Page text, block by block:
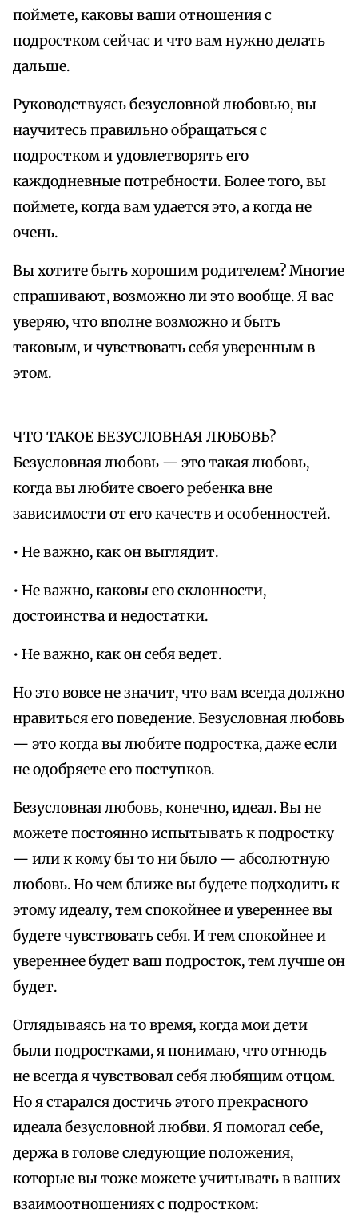
поймете, каковы ваши отношения с
подростком сейчас и что вам нужно делать
дальше.
Руководствуясь безусловной любовью, вы
научитесь правильно обращаться с
подростком и удовлетворять его
каждодневные потребности. Более того, вы
поймете, когда вам удается это, а когда не
очень.
Вы хотите быть хорошим родителем? Многие
спрашивают, возможно ли это вообще. Я вас
уверяю, что вполне возможно и быть
таковым, и чувствовать себя уверенным в
этом.
ЧТО ТАКОЕ БЕЗУСЛОВНАЯ ЛЮБОВЬ?
Безусловная любовь — это такая любовь,
когда вы любите своего ребенка вне
зависимости от его качеств и особенностей.
• Не важно, как он выглядит.
• Не важно, каковы его склонности,
достоинства и недостатки.
• Не важно, как он себя ведет.
Но это вовсе не значит, что вам всегда должно
нравиться его поведение. Безусловная любовь
— это когда вы любите подростка, даже если
не одобряете его поступков.
Безусловная любовь, конечно, идеал. Вы не
можете постоянно испытывать к подростку
— или к кому бы то ни было — абсолютную
любовь. Но чем ближе вы будете подходить к
этому идеалу, тем спокойнее и увереннее вы
будете чувствовать себя. И тем спокойнее и
увереннее будет ваш подросток, тем лучше он
будет.
Оглядываясь на то время, когда мои дети
были подростками, я понимаю, что отнюдь
не всегда я чувствовал себя любящим отцом.
Но я старался достичь этого прекрасного
идеала безусловной любви. Я помогал себе,
держа в голове следующие положения,
которые вы тоже можете учитывать в ваших
взаимоотношениях с подростком: